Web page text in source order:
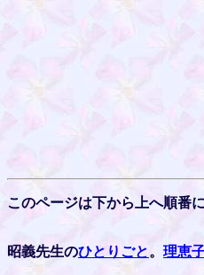
このページは下から上へ順番
昭義先生のひとりごと。 理恵